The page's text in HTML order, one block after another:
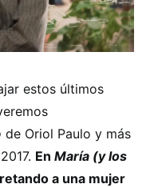
estos últimos
de Oriol Paulo y más
En María (y los
a una mujer